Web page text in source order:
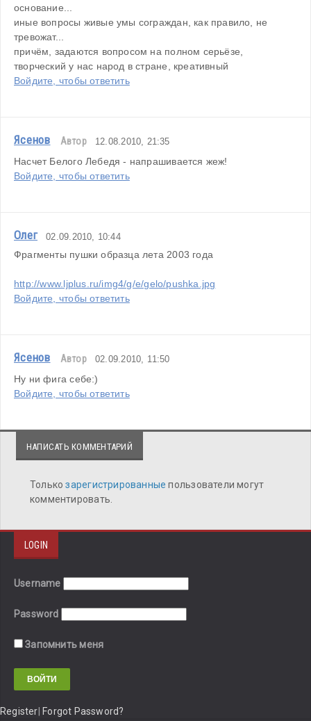
основание...
иные вопросы живые умы сограждан, как правило, не
тревожат...
причём, задаются вопросом на полном серьёзе,
творческий у нас народ в стране, креативный
Войдите, чтобы ответить
Ясенов Автор 12.08.2010, 21:35
Насчет Белого Лебедя - напрашивается жеж!
Войдите, чтобы ответить
Олег 02.09.2010, 10:44
Фрагменты пушки образца лета 2003 года
http://www.ljplus.ru/img4/g/e/gelo/pushka.jpg
Войдите, чтобы ответить
Ясенов Автор 02.09.2010, 11:50
Ну ни фига себе:)
Войдите, чтобы ответить
НАПИСАТЬ КОММЕНТАРИЙ
Толькозарегистрированныепользователи могут
комментировать.
LOGIN
Username
Password
Запомнить меня
Register Forgot Password?